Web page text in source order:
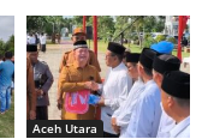
Aceh Utara